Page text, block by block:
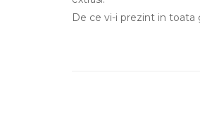
De ce vi-i prezint in toata